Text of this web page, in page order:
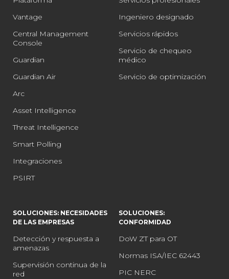
Vantage
Central Management
Console
Guardian
Guardian Air
Arc
Asset Intelligence
Threat Intelligence
Smart Polling
Integraciones
PSIRT
Ingeniero designado
Servicios rápidos
Servicio de chequeo
médico
Servicio de optimización
SOLUCIONES: NECESIDADES
DE LAS EMPRESAS
Detección y respuesta a
amenazas
Supervisión continua de la
red
SOLUCIONES:
CONFORMIDAD
DoW ZT para OT
Normas ISA/IEC 62443
PIC NERC